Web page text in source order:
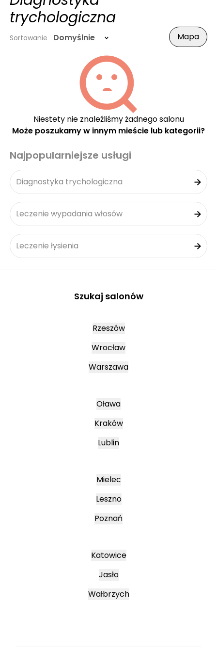
trychologiczna
Sortowanie Domyślnie Mapa
Niestety nie znaleźliśmy żadnego salonu
Może poszukamy w innym mieście lub kategorii?
Najpopularniejsze usługi
Diagnostyka trychologiczna
Leczenie wypadania włosów
Leczenie łysienia
Szukaj salonów
Rzeszów
Wrocław
Warszawa
Oława
Kraków
Lublin
Mielec
Leszno
Poznań
Katowice
Jasło
Wałbrzych